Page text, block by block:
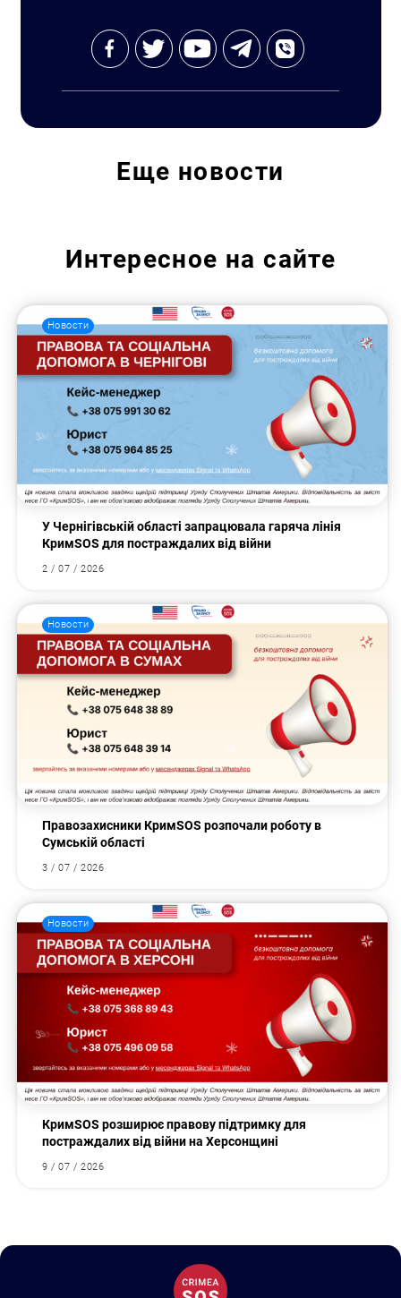
Искать:
Еще новости
Интересное на сайте
Новости
У Чернігівській області запрацювала гаряча лінія
КримSOS для постраждалих від війни
2 / 07 / 2026
Новости
Правозахисники КримSOS розпочали роботу в
Сумській області
3 / 07 / 2026
Новости
КримSOS розширює правову підтримку для
постраждалих від війни на Херсонщині
9 / 07 / 2026